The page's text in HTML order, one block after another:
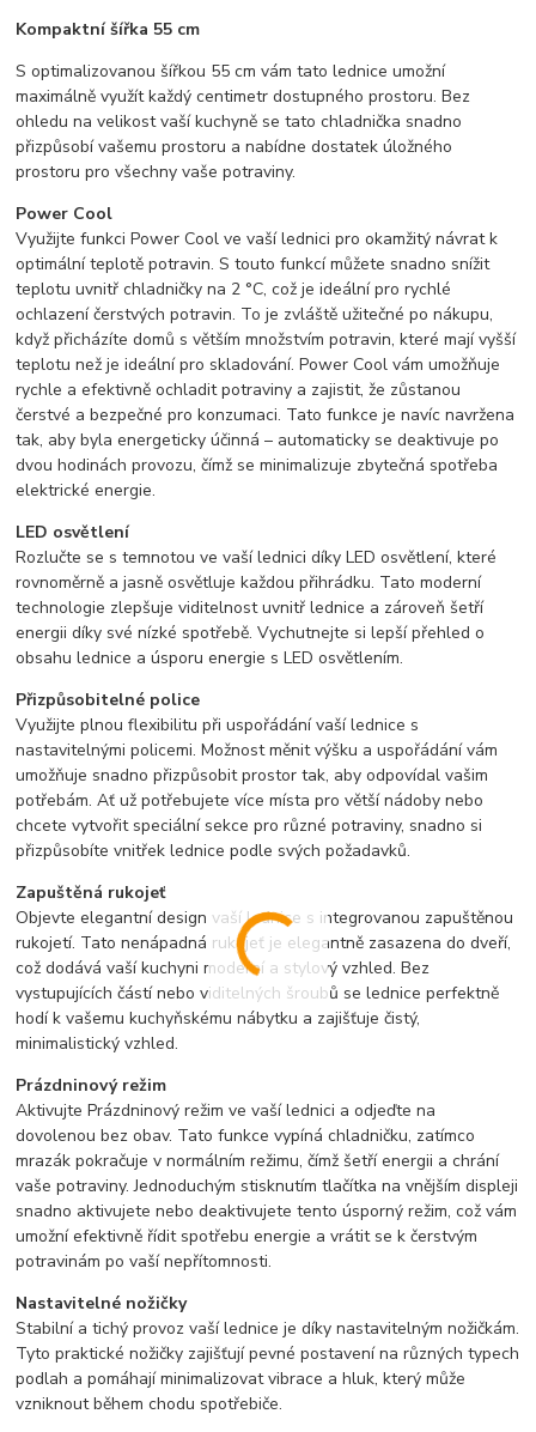
Kompaktní šířka 55 cm
S optimalizovanou šířkou 55 cm vám tato lednice umožní
maximálně využít každý centimetr dostupného prostoru. Bez
ohledu na velikost vaší kuchyně se tato chladnička snadno
přizpůsobí vašemu prostoru a nabídne dostatek úložného
prostoru pro všechny vaše potraviny.
Power Cool
Využijte funkci Power Cool ve vaší lednici pro okamžitý návrat k
optimální teplotě potravin. S touto funkcí můžete snadno snížit
teplotu uvnitř chladničky na 2 °C, což je ideální pro rychlé
ochlazení čerstvých potravin. To je zvláště užitečné po nákupu,
když přicházíte domů s větším množstvím potravin, které mají vyšší
teplotu než je ideální pro skladování. Power Cool vám umožňuje
rychle a efektivně ochladit potraviny a zajistit, že zůstanou
čerstvé a bezpečné pro konzumaci. Tato funkce je navíc navržena
tak, aby byla energeticky účinná – automaticky se deaktivuje po
dvou hodinách provozu, čímž se minimalizuje zbytečná spotřeba
elektrické energie.
LED osvětlení
Rozlučte se s temnotou ve vaší lednici díky LED osvětlení, které
rovnoměrně a jasně osvětluje každou přihrádku. Tato moderní
technologie zlepšuje viditelnost uvnitř lednice a zároveň šetří
energii díky své nízké spotřebě. Vychutnejte si lepší přehled o
obsahu lednice a úsporu energie s LED osvětlením.
Přizpůsobitelné police
Využijte plnou flexibilitu při uspořádání vaší lednice s
nastavitelnými policemi. Možnost měnit výšku a uspořádání vám
umožňuje snadno přizpůsobit prostor tak, aby odpovídal vašim
potřebám. Ať už potřebujete více místa pro větší nádoby nebo
chcete vytvořit speciální sekce pro různé potraviny, snadno si
přizpůsobíte vnitřek lednice podle svých požadavků.
Zapuštěná rukojeť
Objevte elegantní design vaší lednice s integrovanou zapuštěnou
rukojetí. Tato nenápadná rukojeť je elegantně zasazena do dveří,
což dodává vaší kuchyni moderní a stylový vzhled. Bez
vystupujících částí nebo viditelných šroubů se lednice perfektně
hodí k vašemu kuchyňskému nábytku a zajišťuje čistý,
minimalistický vzhled.
Prázdninový režim
Aktivujte Prázdninový režim ve vaší lednici a odjeďte na
dovolenou bez obav. Tato funkce vypíná chladničku, zatímco
mrazák pokračuje v normálním režimu, čímž šetří energii a chrání
vaše potraviny. Jednoduchým stisknutím tlačítka na vnějším displeji
snadno aktivujete nebo deaktivujete tento úsporný režim, což vám
umožní efektivně řídit spotřebu energie a vrátit se k čerstvým
potravinám po vaší nepřítomnosti.
Nastavitelné nožičky
Stabilní a tichý provoz vaší lednice je díky nastavitelným nožičkám.
Tyto praktické nožičky zajišťují pevné postavení na různých typech
podlah a pomáhají minimalizovat vibrace a hluk, který může
vzniknout během chodu spotřebiče.